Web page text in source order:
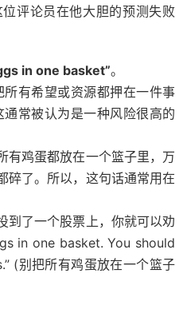
评论员在他大胆的预测失败
in one basket”。
有希望或资源都押在一件事
常被认为是一种风险很高的
有鸡蛋都放在一个篮子里，万
碎了。所以，这句话通常用在
到了一个股票上，你就可以劝
in one basket. You should
(别把所有鸡蛋放在一个篮子